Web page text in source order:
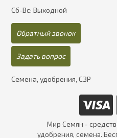
Сб-Вс: Выходной
Обратный звонок
Задать вопрос
Семена, удобрения, СЗР
Мир Семян -
удобрения, семена.